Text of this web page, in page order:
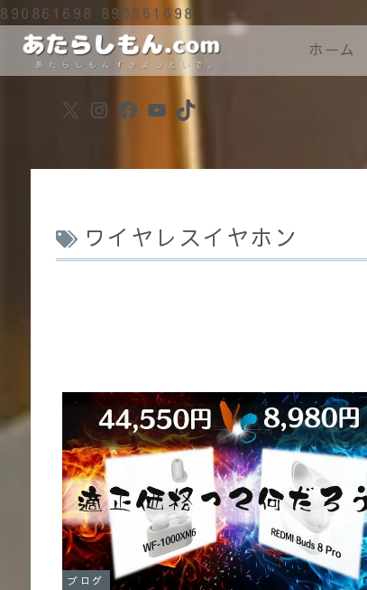
890861698 890861698
ホーム
X Instagram
Facebook
YouTube
ワイヤレスイヤホン
ブログ